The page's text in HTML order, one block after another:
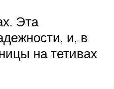
Эта
и, в
на тетивах